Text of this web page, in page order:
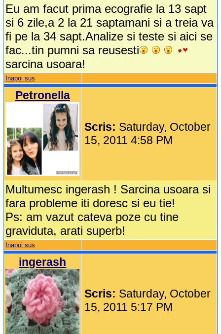
Eu am facut prima ecografie la 13 sapt
si 6 zile,a 2 la 21 saptamani si a treia va
fi pe la 34 sapt.Analize si teste si aici se
fac...tin pumni sa reusesti
sarcina usoara!
Inapoi sus
Petronella
Scris: Saturday, October
15, 2011 4:58 PM
Multumesc ingerash ! Sarcina usoara si
fara probleme iti doresc si eu tie!
Ps: am vazut cateva poze cu tine
graviduta, arati superb!
Inapoi sus
ingerash
Scris: Saturday, October
15, 2011 5:17 PM